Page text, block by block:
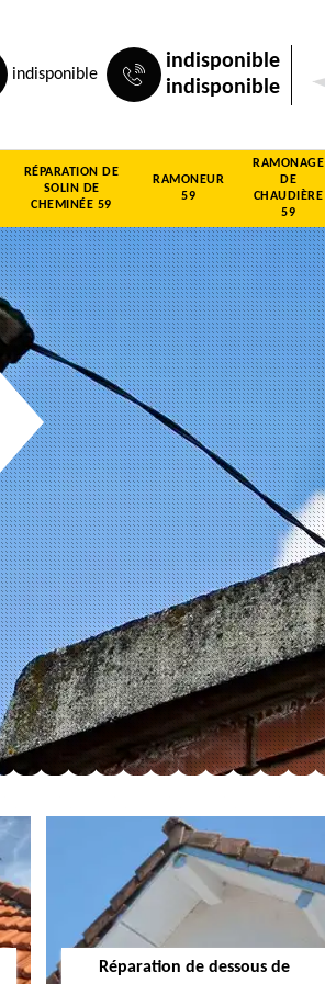
indisponible
indisponible
indisponible
RÉPARATION DE
SOLIN DE
CHEMINÉE 59
RAMONEUR
59
RAMONAGE
DE
CHAUDIÈRE
59
Réparation de dessous de